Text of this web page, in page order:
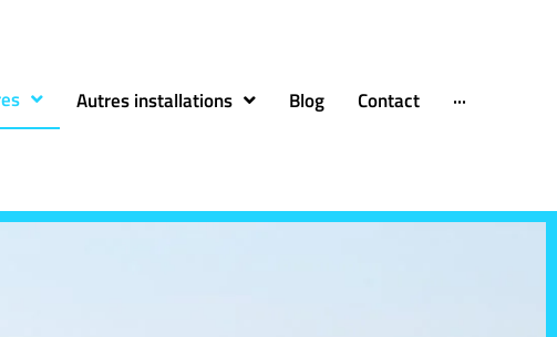
Autres installations Blog Contact ···